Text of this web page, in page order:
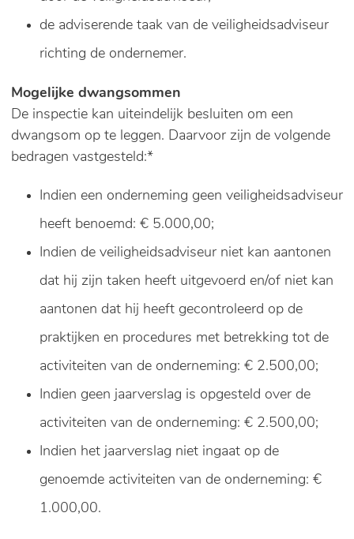
de adviserende taak van de veiligheidsadviseur
richting de ondernemer.
Mogelijke dwangsommen
De inspectie kan uiteindelijk besluiten om een
dwangsom op te leggen. Daarvoor zijn de volgende
bedragen vastgesteld:*
Indien een onderneming geen veiligheidsadviseur
heeft benoemd: € 5.000,00;
Indien de veiligheidsadviseur niet kan aantonen
dat hij zijn taken heeft uitgevoerd en/of niet kan
aantonen dat hij heeft gecontroleerd op de
praktijken en procedures met betrekking tot de
activiteiten van de onderneming: € 2.500,00;
Indien geen jaarverslag is opgesteld over de
activiteiten van de onderneming: € 2.500,00;
Indien het jaarverslag niet ingaat op de
genoemde activiteiten van de onderneming: €
1.000,00.